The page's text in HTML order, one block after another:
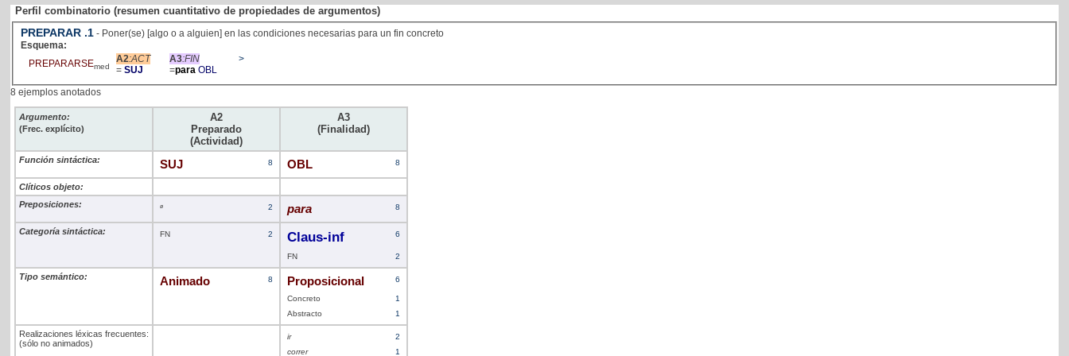
Perfil combinatorio (resumen cuantitativo de propiedades de argumentos)
PREPARAR .1 - Poner(se) [algo o a alguien] en las condiciones necesarias para un fin concreto
Esquema:
PREPARARSEmed
A2:ACT
= SUJ
A3:FIN
=paraOBL
>
8 ejemplos anotados
Argumento:
(Frec. explícito)
A2
Preparado
(Actividad)
A3
(Finalidad)
Función sintáctica: SUJ 8 OBL 8
Clíticos objeto:
Preposiciones:
ø 2 para 8
Categoría sintáctica: FN 2 Claus-inf 6
FN 2
Tipo semántico: Animado 8 Proposicional 6
Concreto
1
Abstracto
1
Realizaciones léxicas frecuentes:
(sólo no animados)
ir
2
correr
1